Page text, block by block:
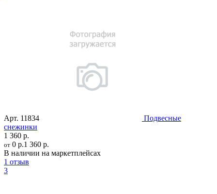
Арт. 11834
Подвесные
снежинки
1 360 р.
от 0 р.1 360 р.
В наличии на маркетплейсах
1 отзыв
3